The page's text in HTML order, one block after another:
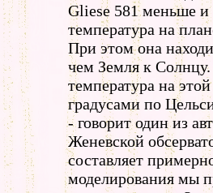
Gliese 581 меньше и
температура на
При этом она
чем Земля к
температура на
градусами по
- говорит один из
Женевской
составляет
моделирования мы